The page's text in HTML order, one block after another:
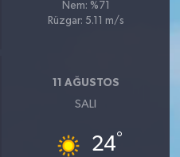
Nem: %71
Rüzgar: 5.11 m/s
11 AĞUSTOS
SALI
24°